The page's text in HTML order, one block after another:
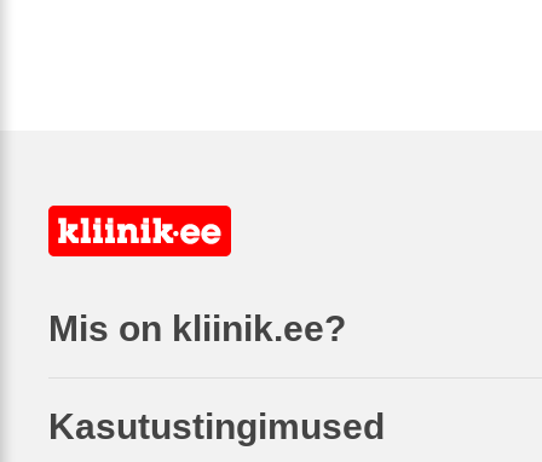
Mis on kliinik.ee?
Kasutustingimused